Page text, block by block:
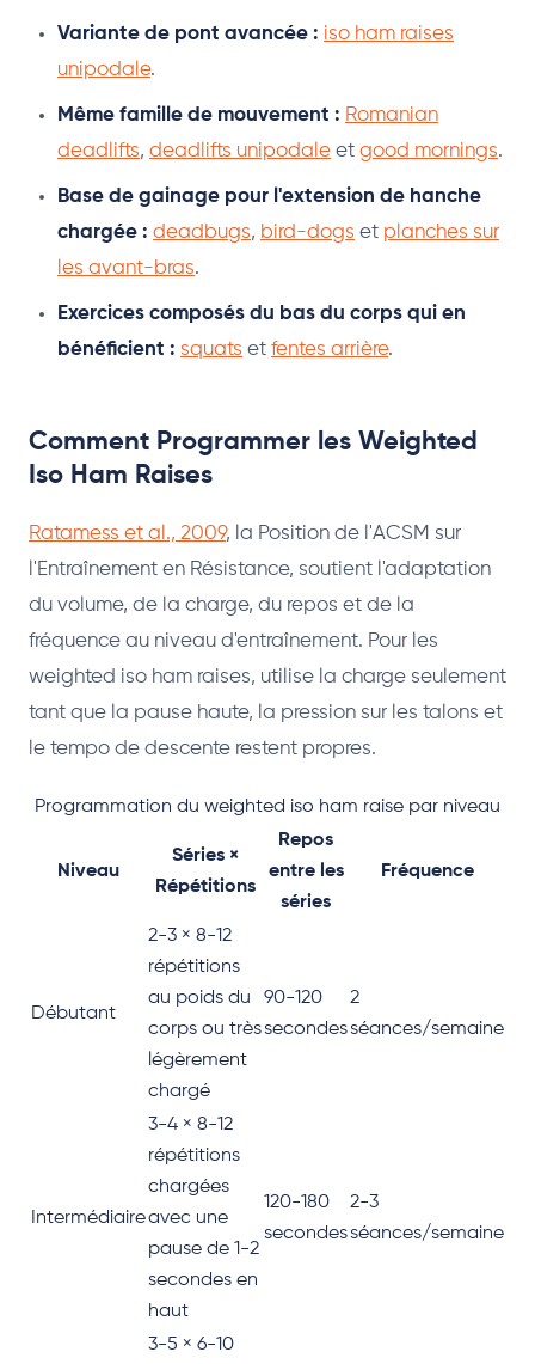
Variante de pont avancée : iso ham raises
unipodale.
Même famille de mouvement : Romanian
deadlifts, deadlifts unipodale et good mornings.
Base de gainage pour l'extension de hanche
chargée : deadbugs, bird-dogs et planches sur
les avant-bras.
Exercices composés du bas du corps qui en
bénéficient : squats et fentes arrière.
Comment Programmer les Weighted
Iso Ham Raises
Ratamess et al., 2009, la Position de l'ACSM sur
l'Entraînement en Résistance, soutient l'adaptation
du volume, de la charge, du repos et de la
fréquence au niveau d'entraînement. Pour les
weighted iso ham raises, utilise la charge seulement
tant que la pause haute, la pression sur les talons et
le tempo de descente restent propres.
Programmation du weighted iso ham raise par niveau
Niveau
Séries ×
Répétitions
Repos
entre les
séries
Fréquence
Débutant
2-3 × 8-12
répétitions
au poids du
corps ou très
légèrement
chargé
90-120
secondes
2
séances/semaine
Intermédiaire
3-4 × 8-12
répétitions
chargées
avec une
pause de 1-2
secondes en
haut
120-180
secondes
2-3
séances/semaine
3-5 × 6-10